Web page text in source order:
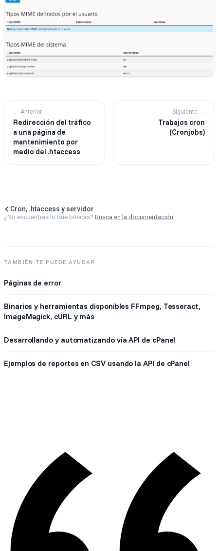
← Anterior
Redirección del tráfico
a una página de
mantenimiento por
medio del .htaccess
Siguiente →
Trabajos cron
(Cronjobs)
Cron, .htaccess y servidor
¿No encuentras lo que buscas? Busca en la documentación.
TAMBIÉN TE PUEDE AYUDAR
Páginas de error
Binarios y herramientas disponibles FFmpeg, Tesseract,
ImageMagick, cURL y más
Desarrollando y automatizando vía API de cPanel
Ejemplos de reportes en CSV usando la API de cPanel